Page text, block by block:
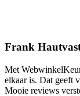
Frank
Met
elkaar is. Dat geeft
Mooie reviews